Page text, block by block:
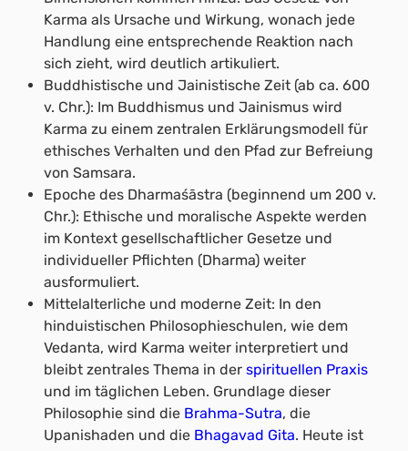
Karma als Ursache und Wirkung, wonach jede
Handlung eine entsprechende Reaktion nach
sich zieht, wird deutlich artikuliert.
Buddhistische und Jainistische Zeit (ab ca. 600
v. Chr.): Im Buddhismus und Jainismus wird
Karma zu einem zentralen Erklärungsmodell für
ethisches Verhalten und den Pfad zur Befreiung
von Samsara.
Epoche des Dharmaśāstra (beginnend um 200 v.
Chr.): Ethische und moralische Aspekte werden
im Kontext gesellschaftlicher Gesetze und
individueller Pflichten (Dharma) weiter
ausformuliert.
Mittelalterliche und moderne Zeit: In den
hinduistischen Philosophieschulen, wie dem
Vedanta, wird Karma weiter interpretiert und
bleibt zentrales Thema in der spirituellen Praxis
und im täglichen Leben. Grundlage dieser
Philosophie sind die Brahma-Sutra, die
Upanishaden und die Bhagavad Gita. Heute ist